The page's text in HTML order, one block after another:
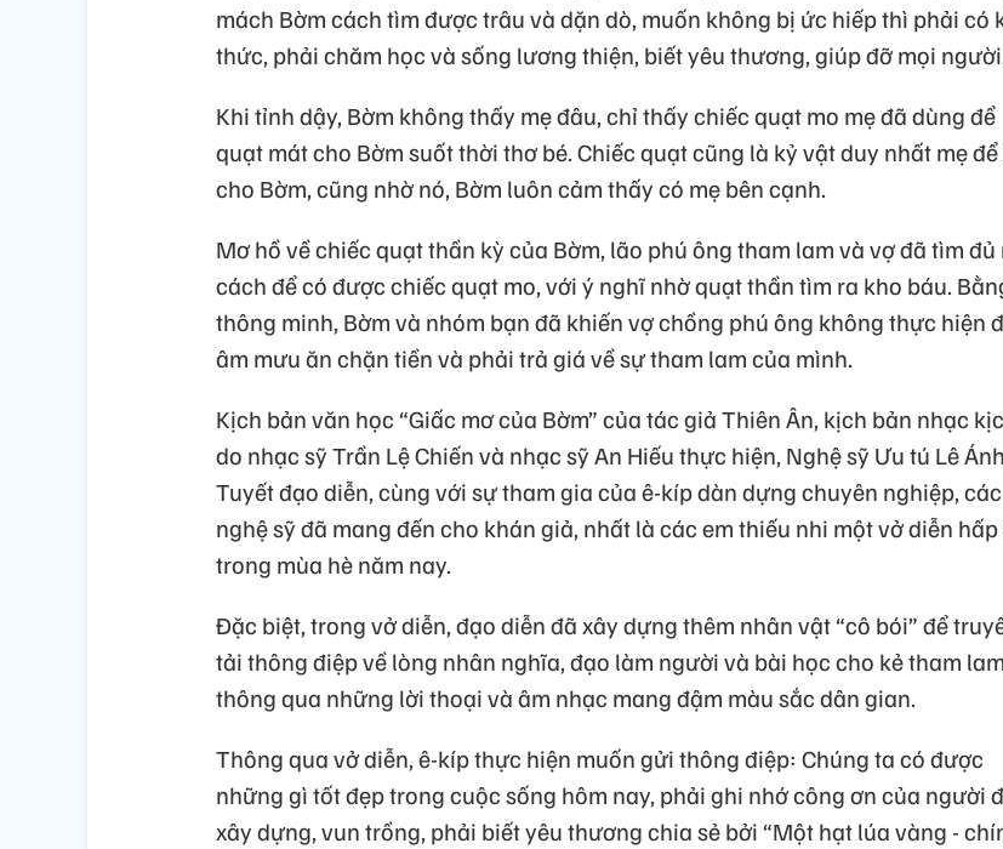
mách Bờm cách tìm được trâu và dặn dò, muốn không bị ức hiếp thì phải có
thức, phải chăm học và sống lương thiện, biết yêu thương, giúp đỡ mọi
Khi tỉnh dậy, Bờm không thấy mẹ đâu, chỉ thấy chiếc quạt mo mẹ đã dùng để
quạt mát cho Bờm suốt thời thơ bé. Chiếc quạt cũng là kỷ vật duy nhất mẹ
cho Bờm, cũng nhờ nó, Bờm luôn cảm thấy có mẹ bên cạnh.
Mơ hồ về chiếc quạt thần kỳ của Bờm, lão phú ông tham lam và vợ đã tìm đủ
cách để có được chiếc quạt mo, với ý nghĩ nhờ quạt thần tìm ra kho báu.
thông minh, Bờm và nhóm bạn đã khiến vợ chồng phú ông không thực hiện
âm mưu ăn chặn tiền và phải trả giá về sự tham lam của mình.
Kịch bản văn học “Giấc mơ của Bờm” của tác giả Thiên Ân, kịch bản nhạc
do nhạc sỹ Trần Lệ Chiến và nhạc sỹ An Hiếu thực hiện, Nghệ sỹ Ưu tú Lê Ánh
Tuyết đạo diễn, cùng với sự tham gia của ê-kíp dàn dựng chuyên nghiệp, các
nghệ sỹ đã mang đến cho khán giả, nhất là các em thiếu nhi một vở diễn
trong mùa hè năm nay.
Đặc biệt, trong vở diễn, đạo diễn đã xây dựng thêm nhân vật “cô bói” để
tải thông điệp về lòng nhân nghĩa, đạo làm người và bài học cho kẻ tham lam
thông qua những lời thoại và âm nhạc mang đậm màu sắc dân gian.
Thông qua vở diễn, ê-kíp thực hiện muốn gửi thông điệp: Chúng ta có được
những gì tốt đẹp trong cuộc sống hôm nay, phải ghi nhớ công ơn của người
xây dựng, vun trồng, phải biết yêu thương chia sẻ bởi “Một hạt lúa vàng -